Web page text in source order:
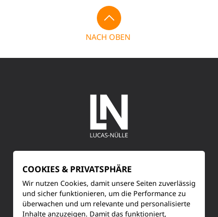
NACH OBEN
Kundenservice
Produktinformationen
COOKIES & PRIVATSPHÄRE
Wir nutzen Cookies, damit unsere Seiten zuverlässig
und sicher funktionieren, um die Performance zu
überwachen und um relevante und personalisierte
Inhalte anzuzeigen. Damit das funktioniert,